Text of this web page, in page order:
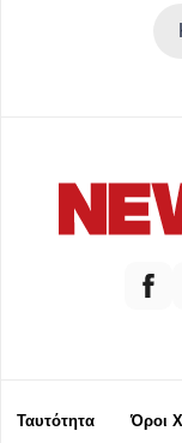
Ταυτότητα Όροι